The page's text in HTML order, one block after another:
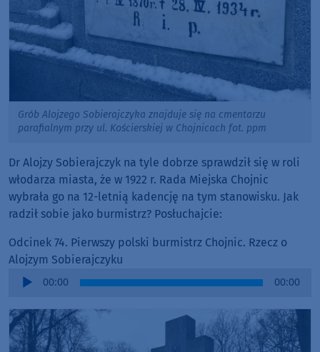
Grób Alojzego Sobierajczyka znajduje się na cmentarzu
parafialnym przy ul. Kościerskiej w Chojnicach fot. ppm
Dr Alojzy Sobierajczyk na tyle dobrze sprawdził się w roli
włodarza miasta, że w 1922 r. Rada Miejska Chojnic
wybrała go na 12-letnią kadencję na tym stanowisku. Jak
radził sobie jako burmistrz? Posłuchajcie:
Odcinek 74. Pierwszy polski burmistrz Chojnic. Rzecz o
Alojzym Sobierajczyku
Audio
00:00 00:00